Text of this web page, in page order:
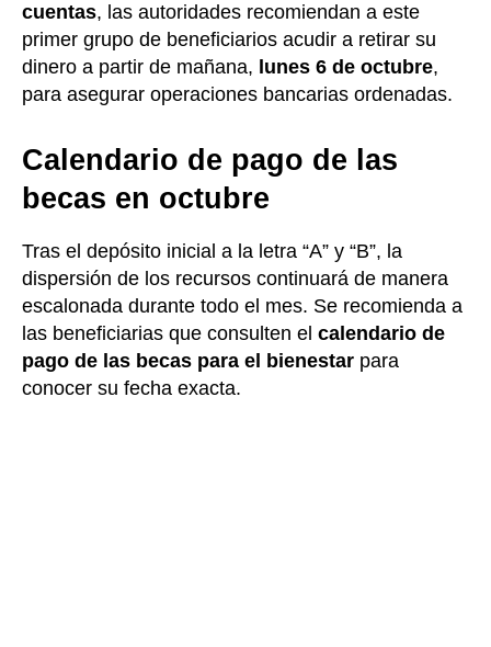
cuentas, las autoridades recomiendan a este
primer grupo de beneficiarios acudir a retirar su
dinero a partir de mañana, lunes 6 de octubre,
para asegurar operaciones bancarias ordenadas.
Calendario de pago de las
becas en octubre
Tras el depósito inicial a la letra “A” y “B”, la
dispersión de los recursos continuará de manera
escalonada durante todo el mes. Se recomienda a
las beneficiarias que consulten el calendario de
pago de las becas para el bienestar para
conocer su fecha exacta.